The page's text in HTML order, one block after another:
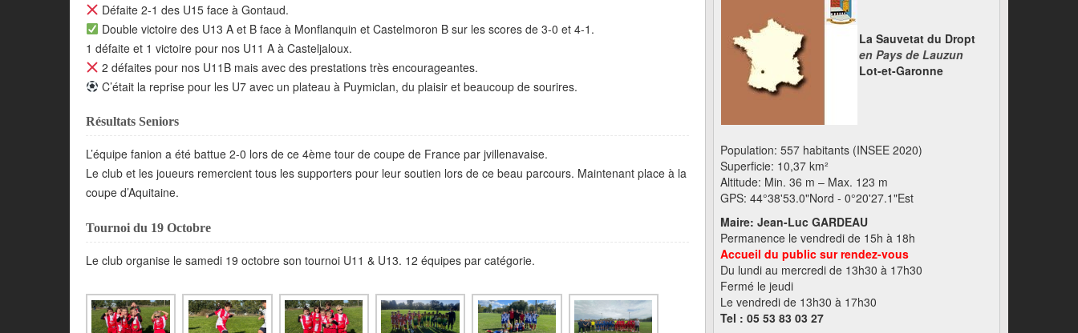
Défaite 2-1 des U15 face à Gontaud.
Double victoire des U13 A et B face à Monflanquin et Castelmoron B sur les scores de 3-0 et 4-1.
1 défaite et 1 victoire pour nos U11 A à Casteljaloux.
2 défaites pour nos U11B mais avec des prestations très encourageantes.
C’était la reprise pour les U7 avec un plateau à Puymiclan, du plaisir et beaucoup de sourires.
Résultats Seniors
L’équipe fanion a été battue 2-0 lors de ce 4ème tour de coupe de France par jvillenavaise.
Le club et les joueurs remercient tous les supporters pour leur soutien lors de ce beau parcours. Maintenant place à la
coupe d’Aquitaine.
Tournoi du 19 Octobre
Le club organise le samedi 19 octobre son tournoi U11 & U13. 12 équipes par catégorie.
La Sauvetat du Dropt
en Pays de Lauzun
Lot-et-Garonne
Population: 557 habitants (INSEE 2020)
Superficie: 10,37 km²
Altitude: Min. 36 m – Max. 123 m
GPS: 44°38'53.0"Nord - 0°20'27.1"Est
Maire: Jean-Luc GARDEAU
Permanence le vendredi de 15h à 18h
Accueil du public sur rendez-vous
Du lundi au mercredi de 13h30 à 17h30
Fermé le jeudi
Le vendredi de 13h30 à 17h30
Tel : 05 53 83 03 27